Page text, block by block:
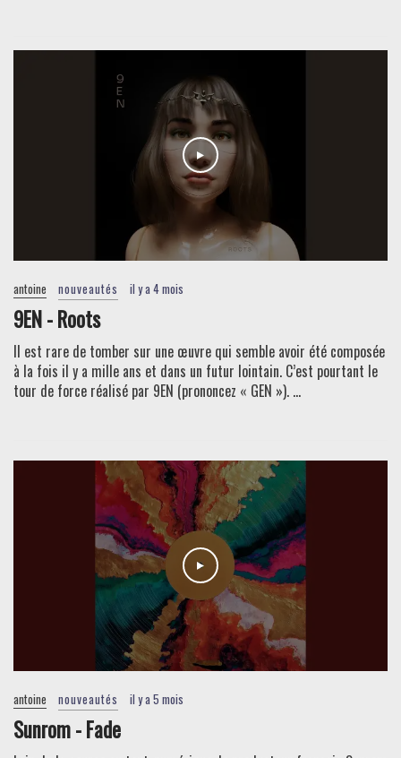
antoine nouveautés il y a 4 mois
9EN - Roots
Il est rare de tomber sur une œuvre qui semble avoir été composée
à la fois il y a mille ans et dans un futur lointain. C’est pourtant le
tour de force réalisé par 9EN (prononcez « GEN »). ...
antoine nouveautés il y a 5 mois
Sunrom - Fade